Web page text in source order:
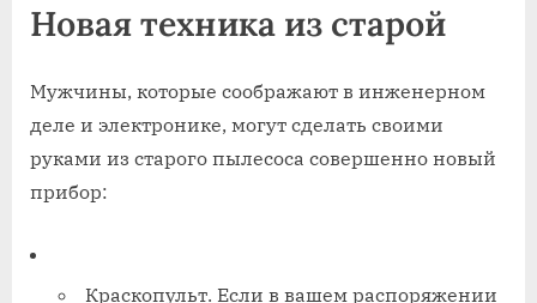
Новая техника из старой
Мужчины, которые соображают в инженерном
деле и электронике, могут сделать своими
руками из старого пылесоса совершенно новый
прибор:
Краскопульт. Если в вашем распоряжении